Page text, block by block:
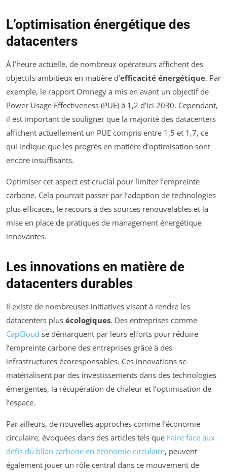
L’optimisation énergétique des
datacenters
À l’heure actuelle, de nombreux opérateurs affichent des
objectifs ambitieux en matière d’efficacité énergétique. Par
exemple, le rapport Omnegy a mis en avant un objectif de
Power Usage Effectiveness (PUE) à 1,2 d’ici 2030. Cependant,
il est important de souligner que la majorité des datacenters
affichent actuellement un PUE compris entre 1,5 et 1,7, ce
qui indique que les progrès en matière d’optimisation sont
encore insuffisants.
Optimiser cet aspect est crucial pour limiter l’empreinte
carbone. Cela pourrait passer par l’adoption de technologies
plus efficaces, le recours à des sources renouvelables et la
mise en place de pratiques de management énergétique
innovantes.
Les innovations en matière de
datacenters durables
Il existe de nombreuses initiatives visant à rendre les
datacenters plus écologiques. Des entreprises comme
CapCloud se démarquent par leurs efforts pour réduire
l’empreinte carbone des entreprises grâce à des
infrastructures écoresponsables. Ces innovations se
matérialisent par des investissements dans des technologies
émergentes, la récupération de chaleur et l’optimisation de
l’espace.
Par ailleurs, de nouvelles approches comme l’économie
circulaire, évoquées dans des articles tels que Faire face aux
défis du bilan carbone en économie circulaire, peuvent
également jouer un rôle central dans ce mouvement de